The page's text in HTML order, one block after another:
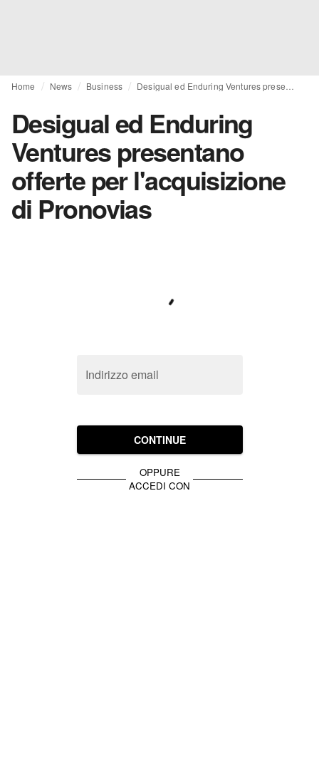
Home News Business
Desigual ed Enduring
Ventures presentano
offerte per l'acquisizione
di Pronovias
Indirizzo email
CONTINUE
OPPURE
ACCEDI CON